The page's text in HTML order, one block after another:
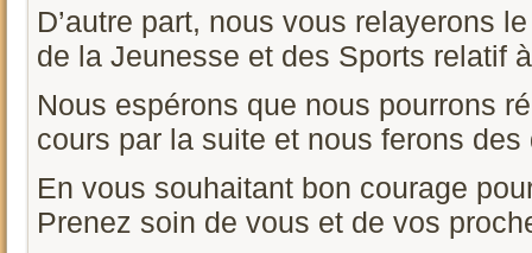
D’autre part, nous vous relayerons
de la Jeunesse et des Sports relatif
Nous espérons que nous pourrons
cours par la suite et nous ferons
En vous souhaitant bon courage
Prenez soin de vous et de vos